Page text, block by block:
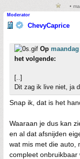
•
Moderator
ChevyCaprice
Op
het volgende:
[..]
Dit zag ik live niet, ja
Snap ik, dat is het
Waaraan je dus kan
en al dat afsnijden
wat mis met die auto,
compleet onbruikbaar